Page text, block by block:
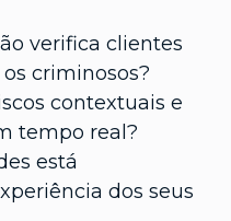
verifica clientes
criminosos?
contextuais e
tempo real?
está
dos seus